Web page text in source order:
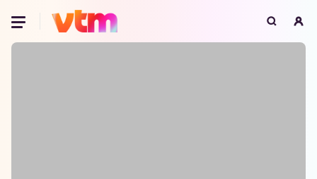
Oeps, browser niet ondersteund